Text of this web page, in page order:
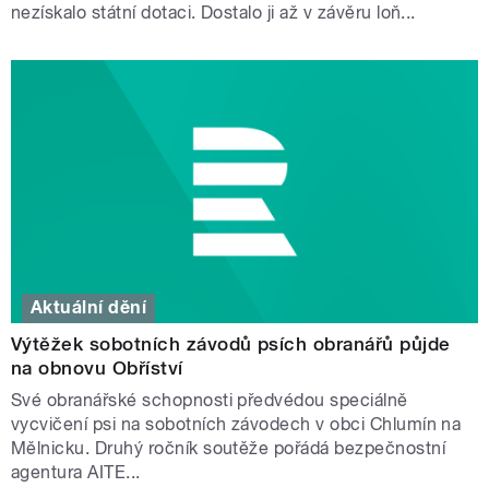
nezískalo státní dotaci. Dostalo ji až v závěru loň...
Aktuální dění
Výtěžek sobotních závodů psích obranářů půjde
na obnovu Obříství
Své obranářské schopnosti předvédou speciálně
vycvičení psi na sobotních závodech v obci Chlumín na
Mělnicku. Druhý ročník soutěže pořádá bezpečnostní
agentura AITE...